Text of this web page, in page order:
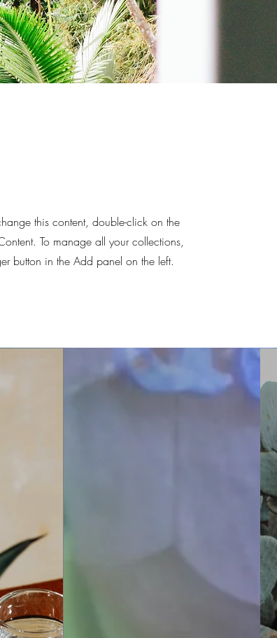
this content, double-click on the
To manage all your collections,
button in the Add panel on the left.